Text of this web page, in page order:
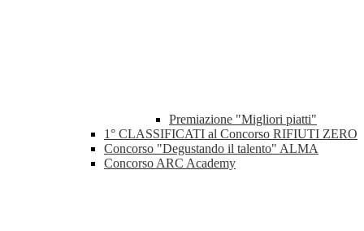
Premiazione "Migliori piatti"
1° CLASSIFICATI al Concorso RIFIUTI ZERO
Concorso "Degustando il talento" ALMA
Concorso ARC Academy